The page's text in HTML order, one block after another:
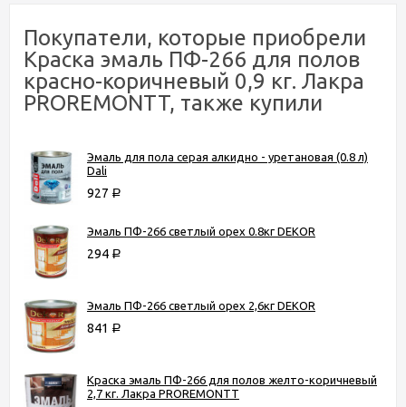
Покупатели, которые приобрели
Краска эмаль ПФ-266 для полов
красно-коричневый 0,9 кг. Лакра
PROREMONTT, также купили
Эмаль для пола серая алкидно - уретановая (0.8 л)
Dali
927 Р
Эмаль ПФ-266 светлый орех 0.8кг DEKOR
294 Р
Эмаль ПФ-266 светлый орех 2,6кг DEKOR
841 Р
Краска эмаль ПФ-266 для полов желто-коричневый
2,7 кг. Лакра PROREMONTT